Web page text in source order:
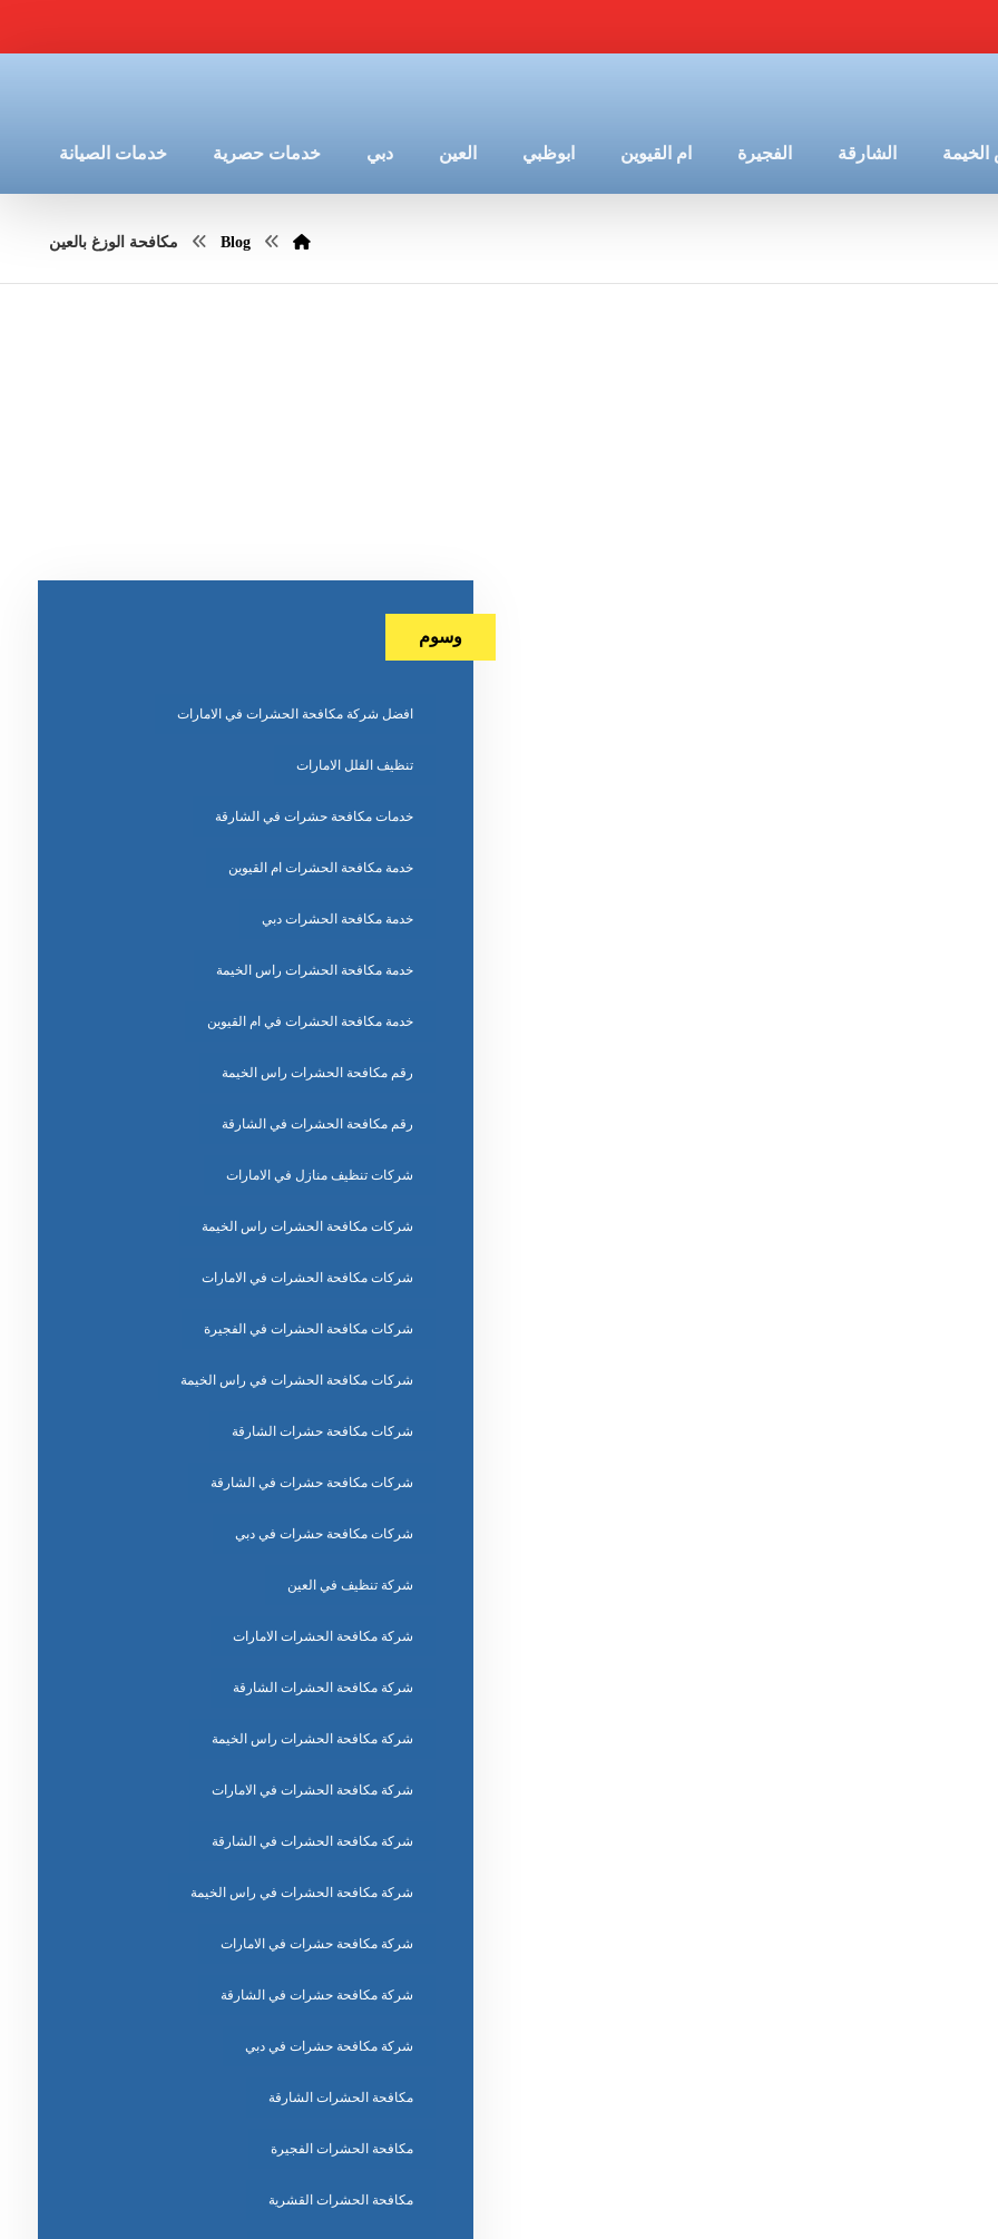
الشارقة الفجيرة ام القيوين ابوظبي العين دبي خدمات حصرية خدمات الصيانة
Blog مكافحة الوزغ بالعين
وسوم
افضل شركة مكافحة الحشرات في الامارات
تنظيف الفلل الامارات
خدمات مكافحة حشرات في الشارقة
خدمة مكافحة الحشرات ام القيوين
خدمة مكافحة الحشرات دبي
خدمة مكافحة الحشرات راس الخيمة
خدمة مكافحة الحشرات في ام القيوين
رقم مكافحة الحشرات راس الخيمة
رقم مكافحة الحشرات في الشارقة
شركات تنظيف منازل في الامارات
شركات مكافحة الحشرات راس الخيمة
شركات مكافحة الحشرات في الامارات
شركات مكافحة الحشرات في الفجيرة
شركات مكافحة الحشرات في راس الخيمة
شركات مكافحة حشرات الشارقة
شركات مكافحة حشرات في الشارقة
شركات مكافحة حشرات في دبي
شركة تنظيف في العين
شركة مكافحة الحشرات الامارات
شركة مكافحة الحشرات الشارقة
شركة مكافحة الحشرات راس الخيمة
شركة مكافحة الحشرات في الامارات
شركة مكافحة الحشرات في الشارقة
شركة مكافحة الحشرات في راس الخيمة
شركة مكافحة حشرات في الامارات
شركة مكافحة حشرات في الشارقة
شركة مكافحة حشرات في دبي
مكافحة الحشرات الشارقة
مكافحة الحشرات الفجيرة
مكافحة الحشرات القشرية